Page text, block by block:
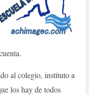
al colegio, instituto a
los hay de todos